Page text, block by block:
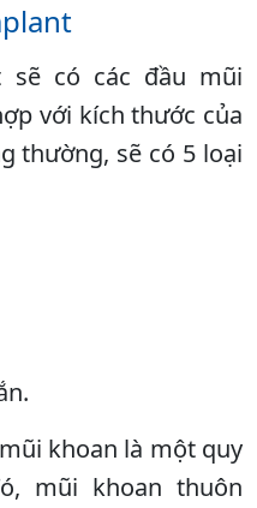
sẽ có các đầu mũi
với kích thước của
thường, sẽ có 5 loại
khoan là một quy
mũi khoan thuôn